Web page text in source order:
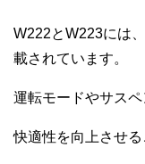
W222とW223には
載されています。
運転モードやサスペ
快適性を向上させる